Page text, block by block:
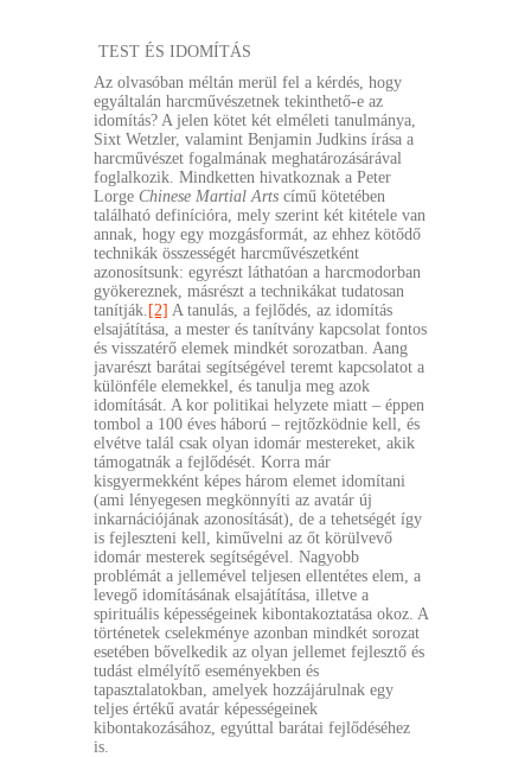
TEST ÉS IDOMÍTÁS
Az olvasóban méltán merül fel a kérdés, hogy
egyáltalán harcművészetnek tekinthető-e az
idomítás? A jelen kötet két elméleti tanulmánya,
Sixt Wetzler, valamint Benjamin Judkins írása a
harcművészet fogalmának meghatározásárával
foglalkozik. Mindketten hivatkoznak a Peter
Lorge Chinese Martial Arts című kötetében
található definícióra, mely szerint két kitétele van
annak, hogy egy mozgásformát, az ehhez kötődő
technikák összességét harcművészetként
azonosítsunk: egyrészt láthatóan a harcmodorban
gyökereznek, másrészt a technikákat tudatosan
tanítják. [2] A tanulás, a fejlődés, az idomítás
elsajátítása, a mester és tanítvány kapcsolat fontos
és visszatérő elemek mindkét sorozatban. Aang
javarészt barátai segítségével teremt kapcsolatot a
különféle elemekkel, és tanulja meg azok
idomítását. A kor politikai helyzete miatt – éppen
tombol a 100 éves háború – rejtőzködnie kell, és
elvétve talál csak olyan idomár mestereket, akik
támogatnák a fejlődését. Korra már
kisgyermekként képes három elemet idomítani
(ami lényegesen megkönnyíti az avatár új
inkarnációjának azonosítását), de a tehetségét így
is fejleszteni kell, kiművelni az őt körülvevő
idomár mesterek segítségével. Nagyobb
problémát a jellemével teljesen ellentétes elem, a
levegő idomításának elsajátítása, illetve a
spirituális képességeinek kibontakoztatása okoz. A
történetek cselekménye azonban mindkét sorozat
esetében bővelkedik az olyan jellemet fejlesztő és
tudást elmélyítő eseményekben és
tapasztalatokban, amelyek hozzájárulnak egy
teljes értékű avatár képességeinek
kibontakozásához, egyúttal barátai fejlődéséhez
is.